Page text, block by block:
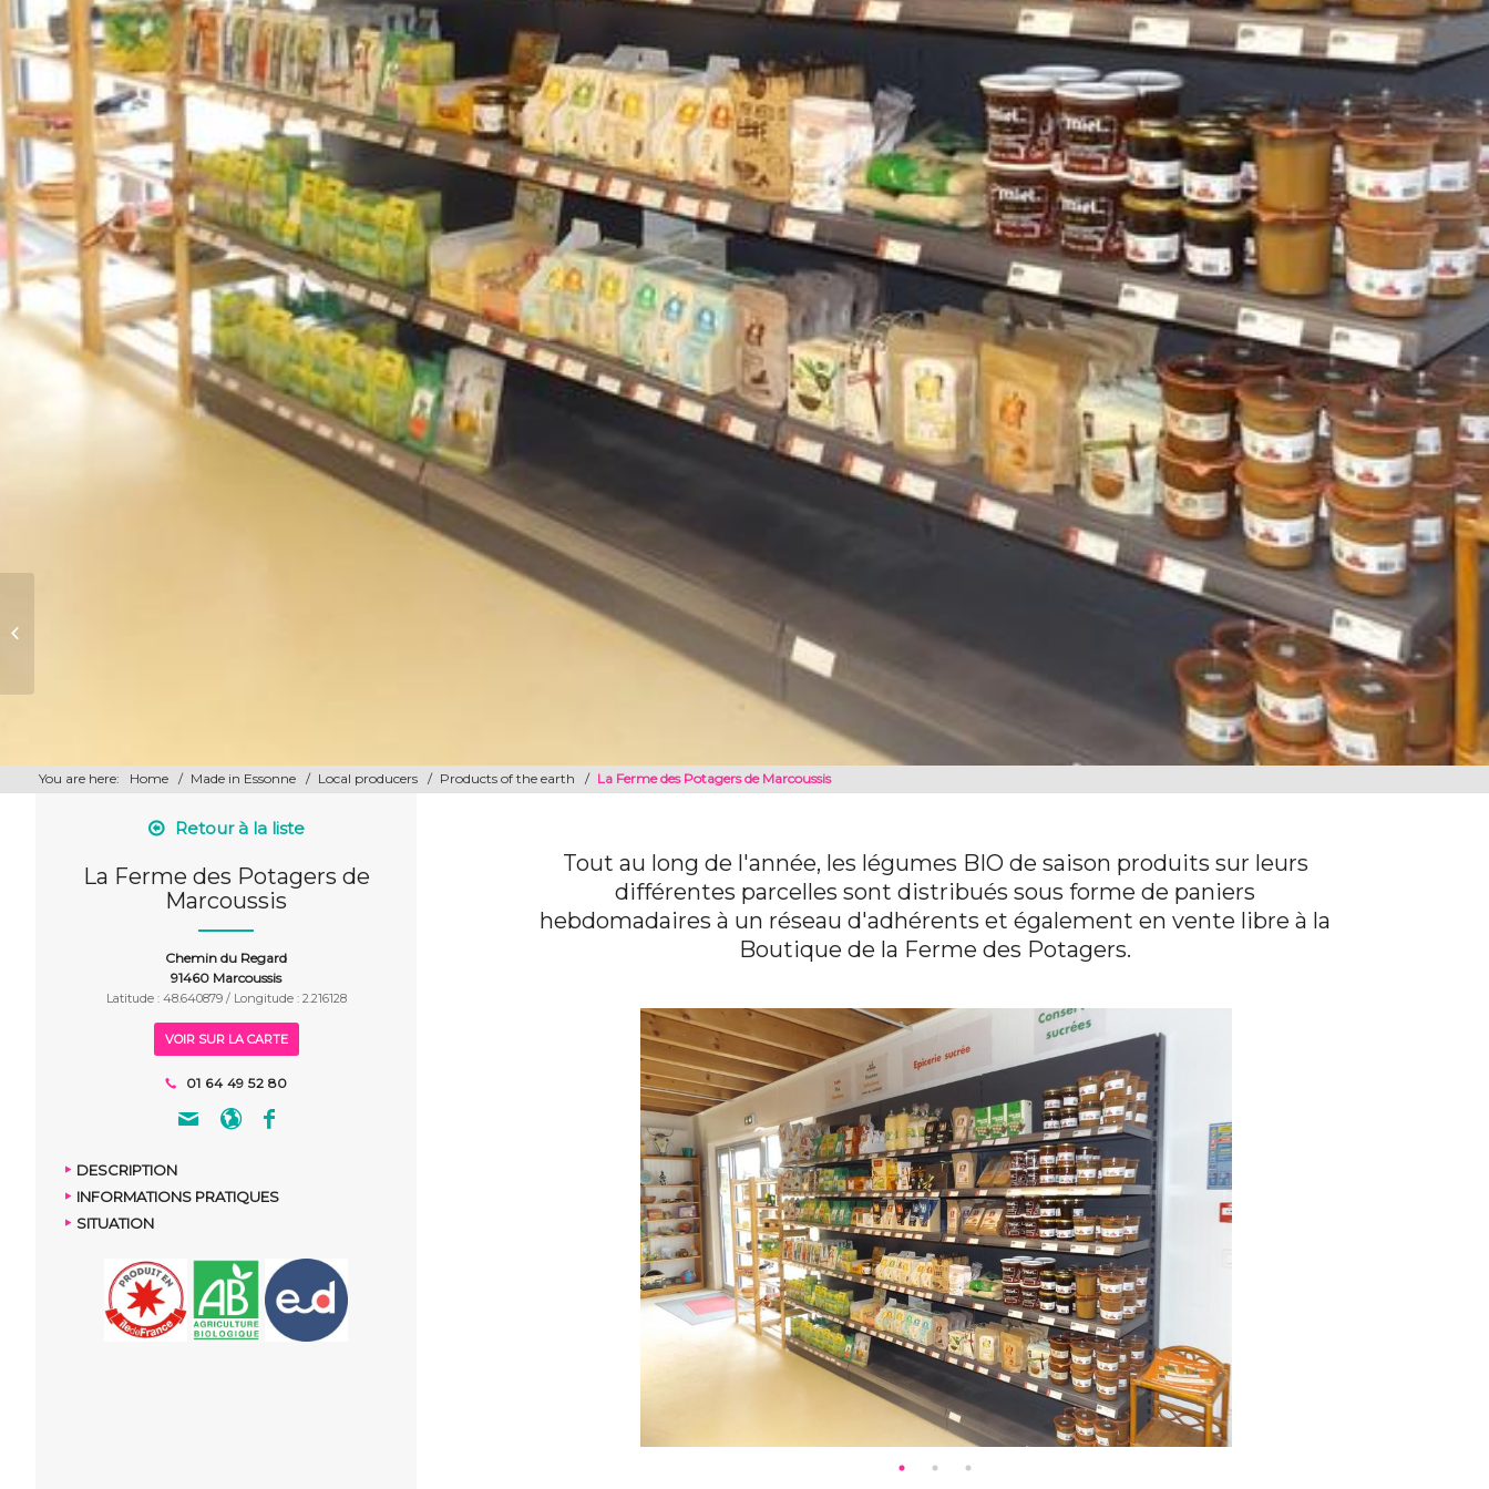
You are here: Home / Made in Essonne / Local producers / Products of the earth / La Ferme des Potagers de Marcoussis
Retour à la liste
La Ferme des Potagers de
Marcoussis
Chemin du Regard
91460 Marcoussis
Latitude : 48.640879 / Longitude : 2.216128
VOIR SUR LA CARTE
01 64 49 52 80
DESCRIPTION
INFORMATIONS PRATIQUES
SITUATION
Tout au long de l'année, les légumes BIO de saison produits sur leurs
différentes parcelles sont distribués sous forme de paniers
hebdomadaires à un réseau d'adhérents et également en vente libre à la
Boutique de la Ferme des Potagers.